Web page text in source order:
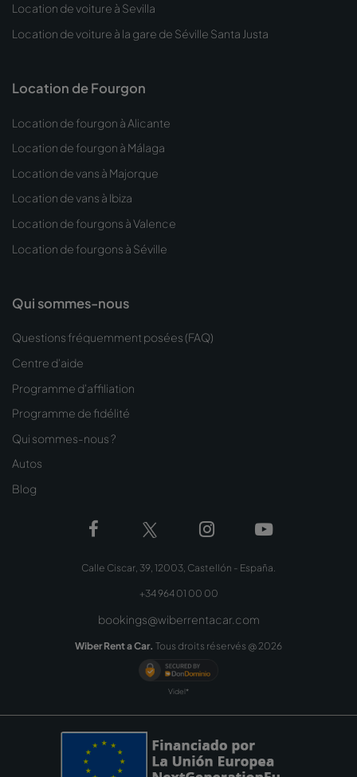
Location de voiture à Sevilla
Location de voiture à la gare de Séville Santa Justa
Location de Fourgon
Location de fourgon à Alicante
Location de fourgon à Málaga
Location de vans à Majorque
Location de vans à Ibiza
Location de fourgons à Valence
Location de fourgons à Séville
Qui sommes-nous
Questions fréquemment posées (FAQ)
Centre d'aide
Programme d'affiliation
Programme de fidélité
Qui sommes-nous ?
Autos
Blog
Calle Ciscar, 39, 12003, Castellón - España.
+34 964 01 00 00
bookings@wiberrentacar.com
Wiber Rent a Car. Tous droits réservés @ 2026
Videl*